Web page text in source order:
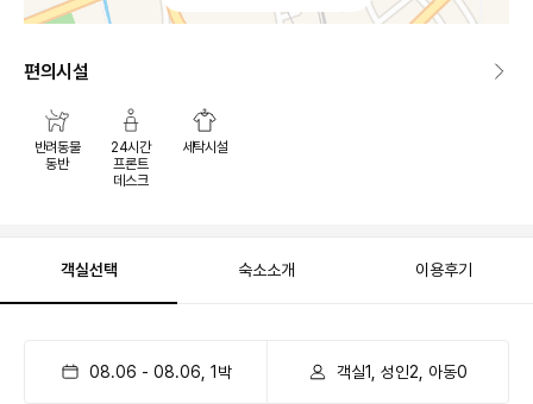
편의시설
반려동물
동반
24시간
프론트
데스크
세탁시설
객실선택 숙소소개 이용후기
08.06 - 08.06 1 박 객실1, 성인2, 아동0